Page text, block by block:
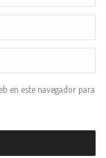
en este navegador para